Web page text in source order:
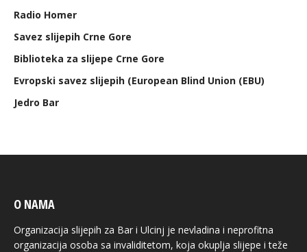
Radio Homer
Savez slijepih Crne Gore
Biblioteka za slijepe Crne Gore
Evropski savez slijepih (European Blind Union (EBU)
Jedro Bar
O NAMA
Organizacija slijepih za Bar i Ulcinj je nevladina i neprofitna
organizacija osoba sa invaliditetom, koja okuplja slijepe i teže